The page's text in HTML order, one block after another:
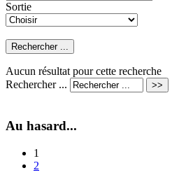
Sortie
Aucun résultat pour cette recherche
Rechercher ...
Au hasard...
1
2